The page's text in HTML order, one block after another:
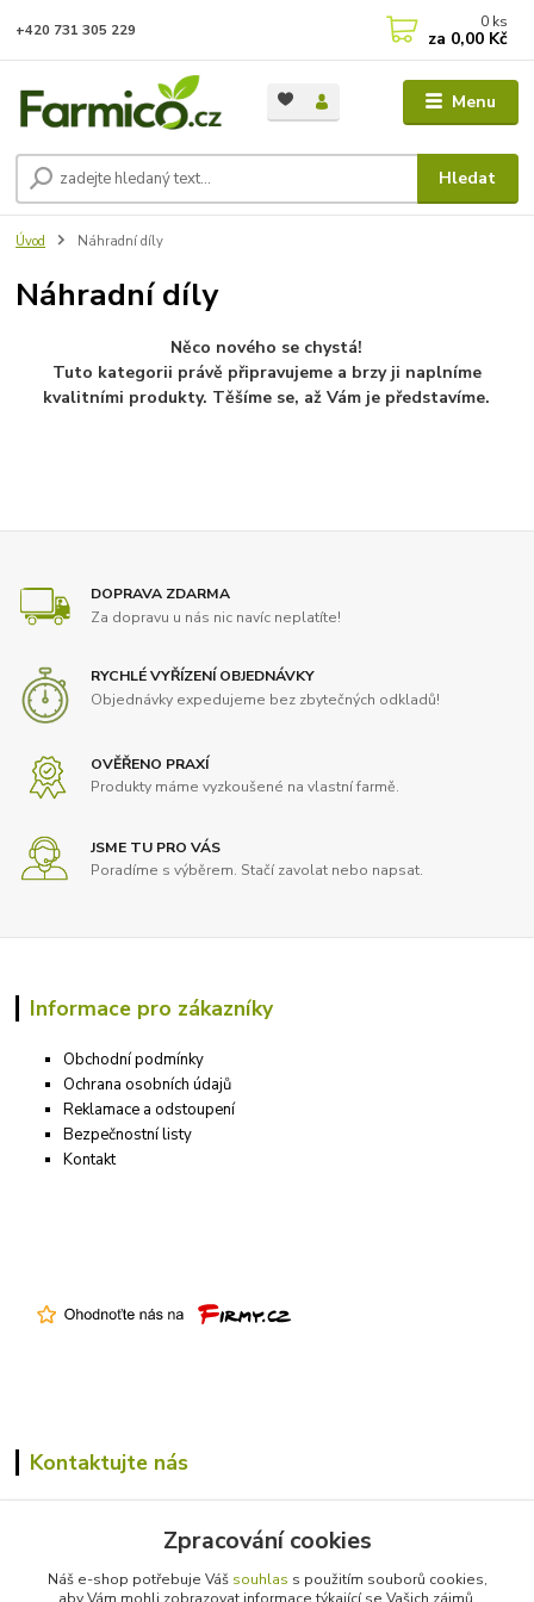
Menu
Hledat
+420 731 305 229 0 ks
za 0,00 Kč
Úvod Náhradní díly
Náhradní díly
Něco nového se chystá!
Tuto kategorii právě připravujeme a brzy ji naplníme
kvalitními produkty. Těšíme se, až Vám je představíme.
DOPRAVA ZDARMA
Za dopravu u nás nic navíc neplatíte!
RYCHLÉ VYŘÍZENÍ OBJEDNÁVKY
Objednávky expedujeme bez zbytečných odkladů!
OVĚŘENO PRAXÍ
Produkty máme vyzkoušené na vlastní farmě.
JSME TU PRO VÁS
Poradíme s výběrem. Stačí zavolat nebo napsat.
Informace pro zákazníky
Obchodní podmínky
Ochrana osobních údajů
Reklamace a odstoupení
Bezpečnostní listy
Kontakt
Kontaktujte nás
Zpracování cookies
Náš e-shop potřebuje Váš souhlas s použitím souborů cookies,